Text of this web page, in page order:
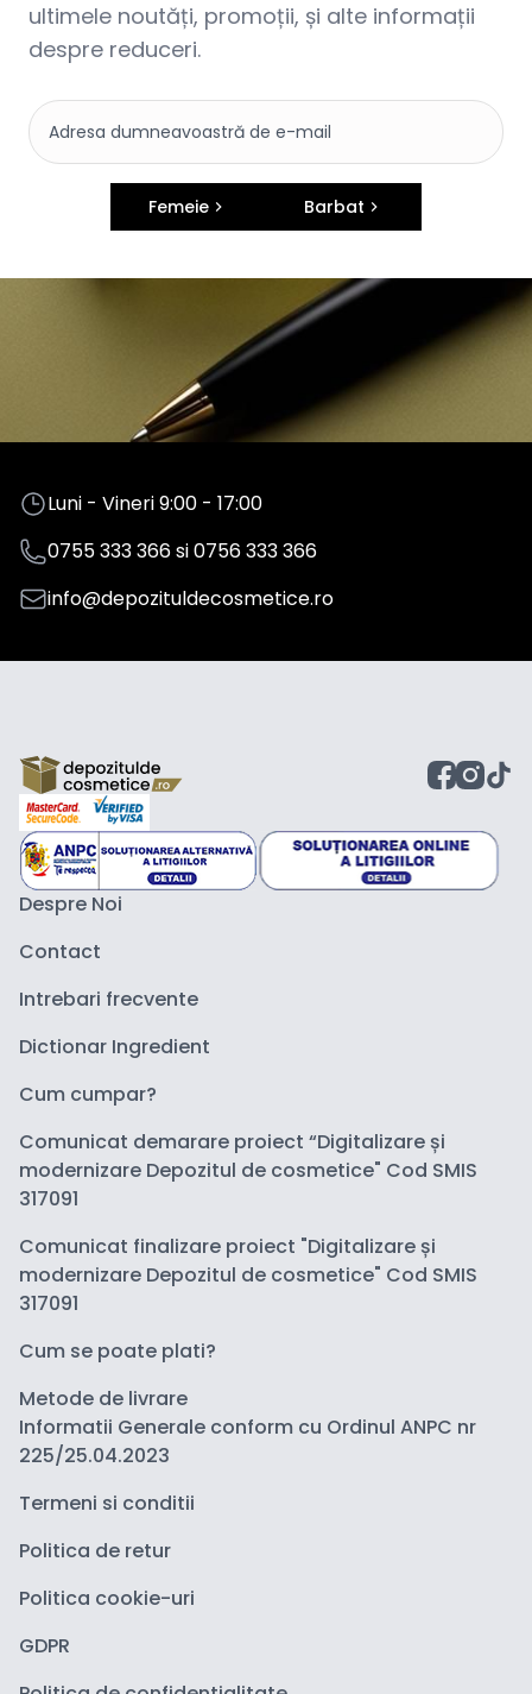
ultimele noutăți, promoții, și alte informații
despre reduceri.
Femeie Barbat
Luni - Vineri 9:00 - 17:00
0755 333 366si0756 333 366
info@depozituldecosmetice.ro
Despre Noi
Contact
Intrebari frecvente
Dictionar Ingredient
Cum cumpar?
Comunicat demarare proiect “Digitalizare și
modernizare Depozitul de cosmetice" Cod SMIS
317091
Comunicat finalizare proiect "Digitalizare și
modernizare Depozitul de cosmetice" Cod SMIS
317091
Cum se poate plati?
Metode de livrare
Informatii Generale conform cu Ordinul ANPC nr
225/25.04.2023
Termeni si conditii
Politica de retur
Politica cookie-uri
GDPR